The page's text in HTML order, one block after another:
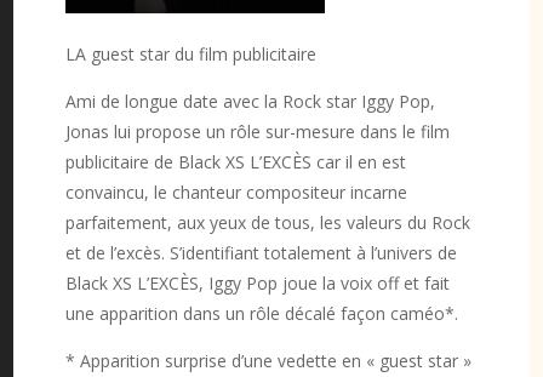
LA guest star du film publicitaire
Ami de longue date avec la Rock star Iggy Pop,
Jonas lui propose un rôle sur-mesure dans le film
publicitaire de Black XS L’EXCÈS car il en est
convaincu, le chanteur compositeur incarne
parfaitement, aux yeux de tous, les valeurs du Rock
et de l’excès. S’identifiant totalement à l’univers de
Black XS L’EXCÈS, Iggy Pop joue la voix off et fait
une apparition dans un rôle décalé façon caméo*.
* Apparition surprise d’une vedette en « guest star »